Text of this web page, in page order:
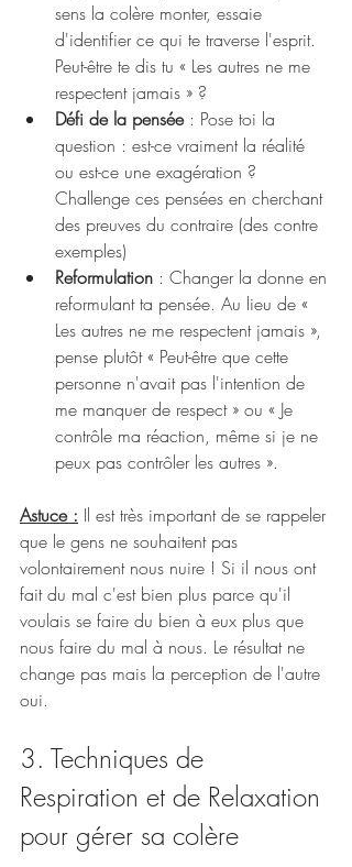
sens la colère monter, essaie
d'identifier ce qui te traverse l'esprit.
Peut-être te dis tu « Les autres ne me
respectent jamais » ?
Défi de la pensée : Pose toi la
question : est-ce vraiment la réalité
ou est-ce une exagération ?
Challenge ces pensées en cherchant
des preuves du contraire (des contre
exemples)
Reformulation : Changer la donne en
reformulant ta pensée. Au lieu de «
Les autres ne me respectent jamais »,
pense plutôt « Peut-être que cette
personne n'avait pas l'intention de
me manquer de respect » ou « Je
contrôle ma réaction, même si je ne
peux pas contrôler les autres ».
Astuce : Il est très important de se rappeler
que le gens ne souhaitent pas
volontairement nous nuire ! Si il nous ont
fait du mal c'est bien plus parce qu'il
voulais se faire du bien à eux plus que
nous faire du mal à nous. Le résultat ne
change pas mais la perception de l'autre
oui.
3. Techniques de
Respiration et de Relaxation
pour gérer sa colère